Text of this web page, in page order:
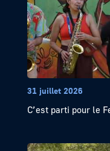
31 juillet 2026
C’est parti pour le